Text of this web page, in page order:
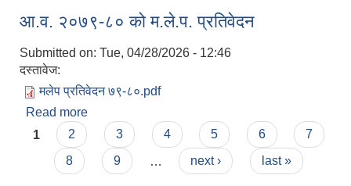
आ.व. २०७९-८० को म.ले.प. प्रतिवेदन
Submitted on: Tue, 04/28/2026 - 12:46
दस्तावेज:
मलेप प्रतिवेदन ७९-८०.pdf
Read more
Pages
1 2 3 4 5 6
7
8
9 next › last »